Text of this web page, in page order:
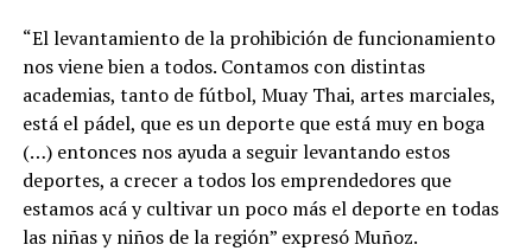
“El levantamiento de la prohibición de funcionamiento
nos viene bien a todos. Contamos con distintas
academias, tanto de fútbol, Muay Thai, artes marciales,
está el pádel, que es un deporte que está muy en boga
(…) entonces nos ayuda a seguir levantando estos
deportes, a crecer a todos los emprendedores que
estamos acá y cultivar un poco más el deporte en todas
las niñas y niños de la región” expresó Muñoz.